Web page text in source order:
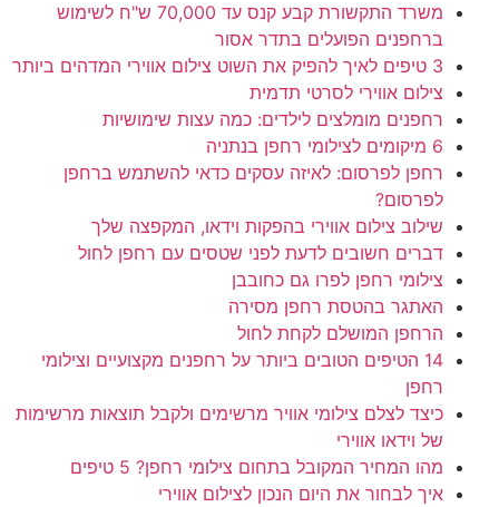
משרד התקשורת קבע קנס עד 70,000 ש"ח לשימוש
ברחפנים הפועלים בתדר אסור
3 טיפים לאיך להפיק את השוט צילום אווירי המדהים ביותר
צילום אווירי לסרטי תדמית
רחפנים מומלצים לילדים: כמה עצות שימושיות
6 מיקומים לצילומי רחפן בנתניה
רחפן לפרסום: לאיזה עסקים כדאי להשתמש ברחפן
לפרסום?
שילוב צילום אווירי בהפקות וידאו, המקפצה שלך
דברים חשובים לדעת לפני שטסים עם רחפן לחול
צילומי רחפן לפרו גם כחובבן
האתגר בהטסת רחפן מסירה
הרחפן המושלם לקחת לחול
14 הטיפים הטובים ביותר על רחפנים מקצועיים וצילומי
רחפן
כיצד לצלם צילומי אוויר מרשימים ולקבל תוצאות מרשימות
של וידאו אווירי
מהו המחיר המקובל בתחום צילומי רחפן? 5 טיפים
איך לבחור את היום הנכון לצילום אווירי